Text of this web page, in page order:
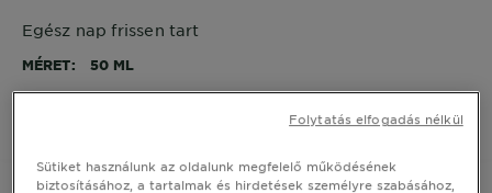
Egész nap frissen tart
MÉRET 50 ML
VEGYE MEG ONLINE
Sütiket használunk az oldalunk megfelelő működésének
biztosításához, a tartalmak és hirdetések személyre szabásához,
Folytatás elfogadás nélkül